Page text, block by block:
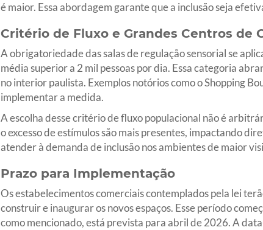
é maior. Essa abordagem garante que a inclusão seja
Critério de Fluxo e Grandes Centros de
A obrigatoriedade das salas de regulação sensorial se
média superior a 2 mil pessoas por dia. Essa categoria
no interior paulista. Exemplos notórios como o Shopping
implementar a medida.
A escolha desse critério de fluxo populacional não é
o excesso de estímulos são mais presentes, impactando
atender à demanda de inclusão nos ambientes de maior
Prazo para Implementação
Os estabelecimentos comerciais contemplados pela lei
construir e inaugurar os novos espaços. Esse período
como mencionado, está prevista para abril de 2026. A